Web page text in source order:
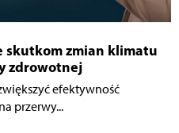
skutkom zmian klimatu
zdrowotnej
efektywność
przerwy...